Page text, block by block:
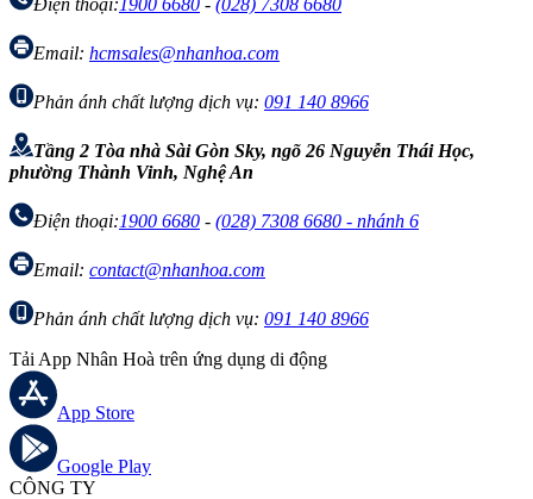
Email: hcmsales@nhanhoa.com
Phản ánh chất lượng dịch vụ: 091 140 8966
Tầng 2 Tòa nhà Sài Gòn Sky, ngõ 26 Nguyễn Thái Học,
phường Thành Vinh, Nghệ An
Điện thoại:1900 6680 - (028) 7308 6680 - nhánh 6
Email: contact@nhanhoa.com
Phản ánh chất lượng dịch vụ: 091 140 8966
Tải App Nhân Hoà trên ứng dụng di động
App Store
Google Play
CÔNG TY